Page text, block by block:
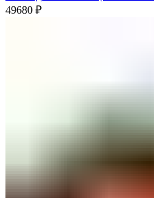
49680 ₽